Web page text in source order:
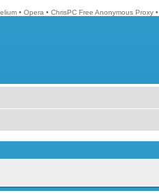
• Opera • ChrisPC Free Anonymous Proxy •